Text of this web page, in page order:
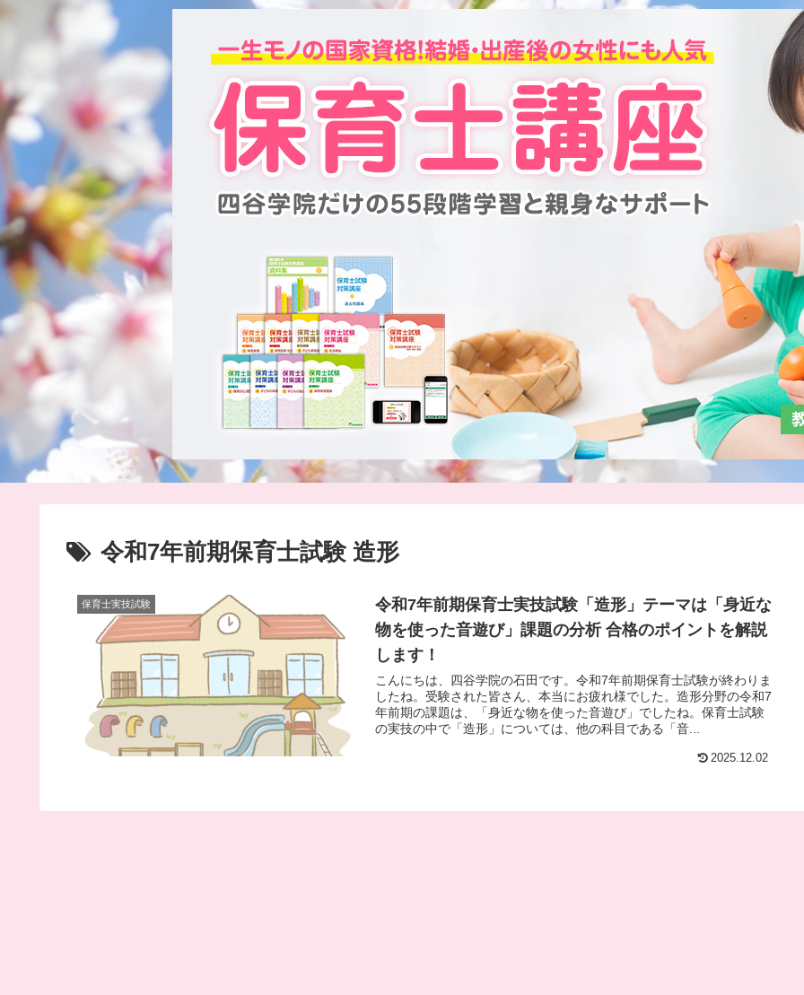
令和7年前期保育士試験 造形
保育士実技試験
令和7年前期保育士実技試験「造形」テーマは「身近な
物を使った音遊び」課題の分析 合格のポイントを解説
します！
こんにちは、四谷学院の石田です。令和7年前期保育士試験が終わりま
したね。受験された皆さん、本当にお疲れ様でした。造形分野の令和7
年前期の課題は、「身近な物を使った音遊び」でしたね。保育士試験
の実技の中で「造形」については、他の科目である「音...
2025.12.02